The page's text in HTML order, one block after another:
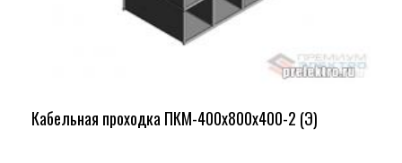
Кабельная проходка ПКМ-400х800х400-2 (Э)